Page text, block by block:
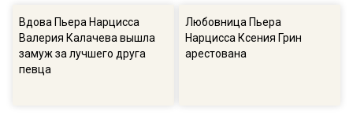
Вдова Пьера Нарцисса
Валерия Калачева вышла
замуж за лучшего друга
певца
Любовница Пьера
Нарцисса Ксения Грин
арестована